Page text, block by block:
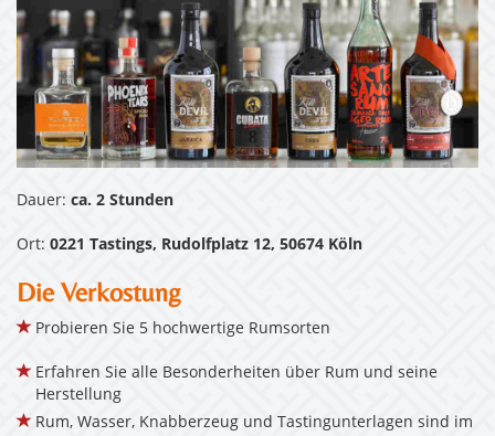
Dauer: ca. 2 Stunden
Ort: 0221 Tastings, Rudolfplatz 12, 50674 Köln
Die Verkostung
Probieren Sie 5 hochwertige Rumsorten
Erfahren Sie alle Besonderheiten über Rum und seine
Herstellung
Rum, Wasser, Knabberzeug und Tastingunterlagen sind im